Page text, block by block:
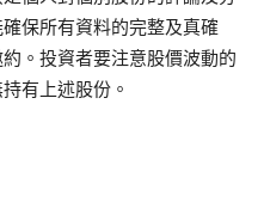
保所有資料的完整及真確
。投資者要注意股價波動的
有上述股份。